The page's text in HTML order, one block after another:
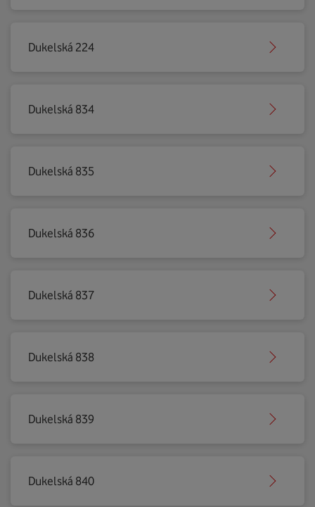
Dukelská 224
Dukelská 834
Dukelská 835
Dukelská 836
Dukelská 837
Dukelská 838
Dukelská 839
Dukelská 840